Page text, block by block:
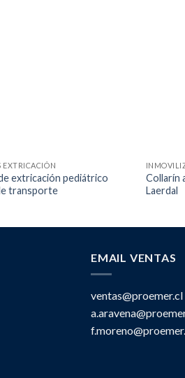
EXTRICACIÓN
extricación pediátrico
transporte
Collarín
Laerdal
EMAIL VENTAS
ventas@proemer.cl